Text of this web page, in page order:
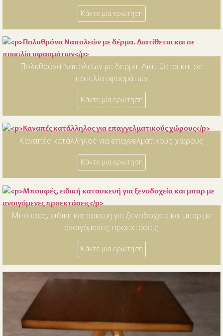
Κάντε μία ερώτηση
Πολυθρόνα Ναπολεών με δέρμα. Διατίθεται και σε
ποικιλία υφασμάτων
Κάντε μία ερώτηση
Καναπές κατάλληλος για επαγγελματικούς χώρους
Κάντε μία ερώτηση
Μπουφές, ειδική κατασκευή για ξενοδοχεία και μπαρ με
ανοιγόμενες προεκτάσεις
Κάντε μία ερώτηση